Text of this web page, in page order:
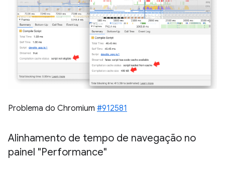
Problema do Chromium #912581
Alinhamento de tempo de navegação no
painel "Performance"